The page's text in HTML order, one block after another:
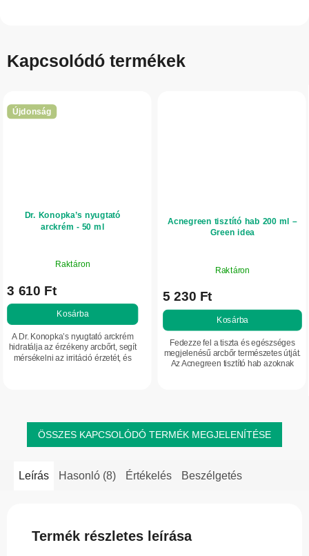
Kapcsolódó termékek
Újdonság
Dr. Konopka’s nyugtató
arckrém - 50 ml
Raktáron
3 610 Ft
Kosárba
A Dr. Konopka’s nyugtató arckrém
hidratálja az érzékeny arcbőrt, segít
mérsékelni az irritáció érzetét, és
Acnegreen tisztító hab 200 ml –
Green idea
Raktáron
5 230 Ft
Kosárba
Fedezze fel a tiszta és egészséges
megjelenésű arcbőr természetes útját.
Az Acnegreen tisztító hab azoknak
ÖSSZES KAPCSOLÓDÓ TERMÉK MEGJELENÍTÉSE
Leírás Hasonló (8) Értékelés Beszélgetés
Termék részletes leírása